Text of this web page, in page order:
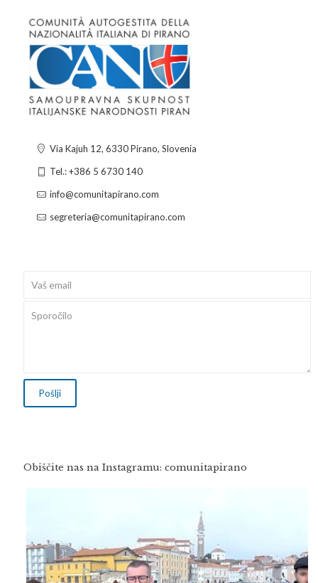
Via Kajuh 12, 6330 Pirano, Slovenia
Tel.: +386 5 6730 140
info@comunitapirano.com
segreteria@comunitapirano.com
Obiščite nas na Instagramu: comunitapirano